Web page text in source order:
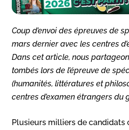
Coup d’envoi des épreuves de
mars dernier avec les centres
Dans cet article, nous
tombés lors de l’épreuve de
(humanités, littératures et
centres d’examen étrangers du
Plusieurs milliers de candidats